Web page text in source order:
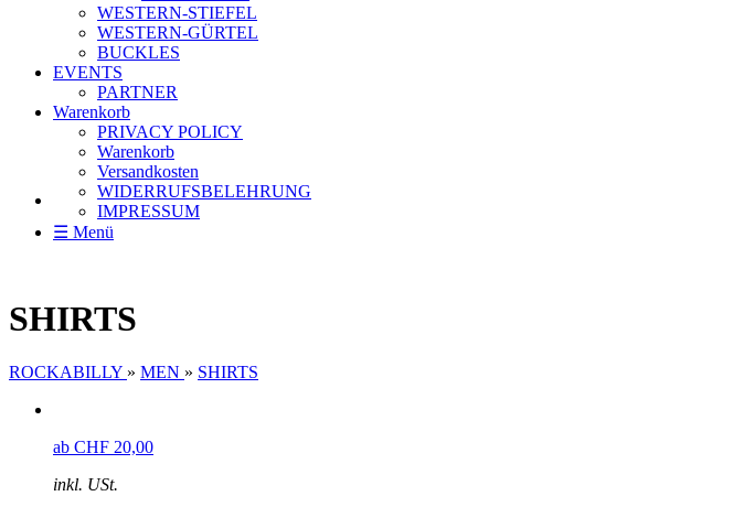
WESTERN-STIEFEL
WESTERN-GÜRTEL
BUCKLES
EVENTS
PARTNER
Warenkorb
PRIVACY POLICY
Warenkorb
Versandkosten
WIDERRUFSBELEHRUNG
IMPRESSUM
☰ Menü
SHIRTS
ROCKABILLY » MEN » SHIRTS
ab CHF 20,00
inkl. USt.